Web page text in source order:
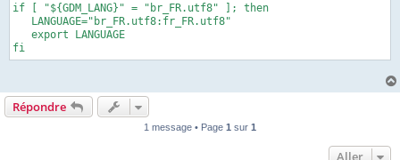
if [ "${GDM_LANG}" = "br_FR.utf8" ]; then
   LANGUAGE="br_FR.utf8:fr_FR.utf8"
   export LANGUAGE
fi
Répondre
1 message • Page 1 sur 1